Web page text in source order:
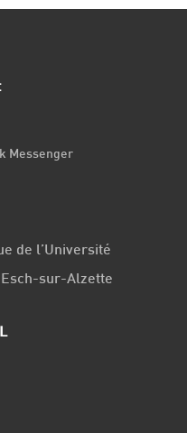
Messenger
de l’Université
sur-Alzette